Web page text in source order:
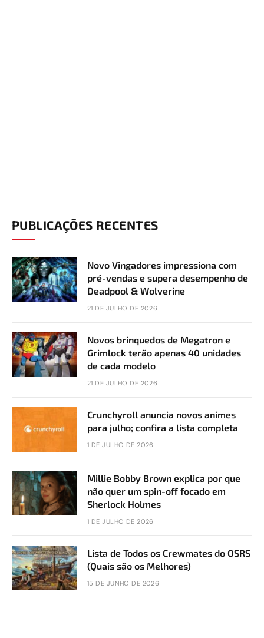
PUBLICAÇÕES RECENTES
Novo Vingadores impressiona com
pré-vendas e supera desempenho de
Deadpool & Wolverine
21 DE JULHO DE 2026
Novos brinquedos de Megatron e
Grimlock terão apenas 40 unidades
de cada modelo
21 DE JULHO DE 2026
Crunchyroll anuncia novos animes
para julho; confira a lista completa
1 DE JULHO DE 2026
Millie Bobby Brown explica por que
não quer um spin-off focado em
Sherlock Holmes
1 DE JULHO DE 2026
Lista de Todos os Crewmates do OSRS
(Quais são os Melhores)
15 DE JUNHO DE 2026